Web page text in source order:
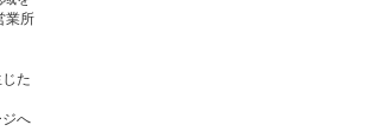
業所
た
へ